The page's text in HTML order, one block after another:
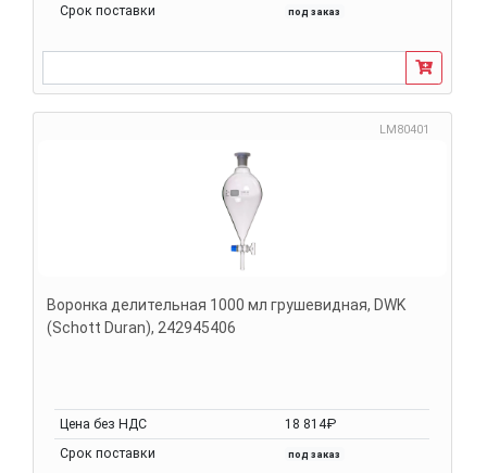
Срок поставки под заказ
LM80401
Воронка делительная 1000 мл грушевидная, DWK
(Schott Duran), 242945406
Цена без НДС
18 814₽
Срок поставки
под заказ